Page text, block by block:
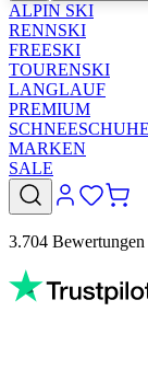
ALPIN SKI
RENNSKI
FREESKI
TOURENSKI
LANGLAUF
PREMIUM
SCHNEESCHUHE
MARKEN
SALE
3.704 Bewertungen